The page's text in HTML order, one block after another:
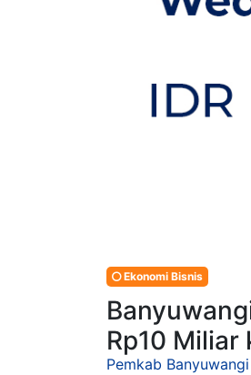
Ekonomi Bisnis
Rp10 Miliar
Pemkab Banyuwangi